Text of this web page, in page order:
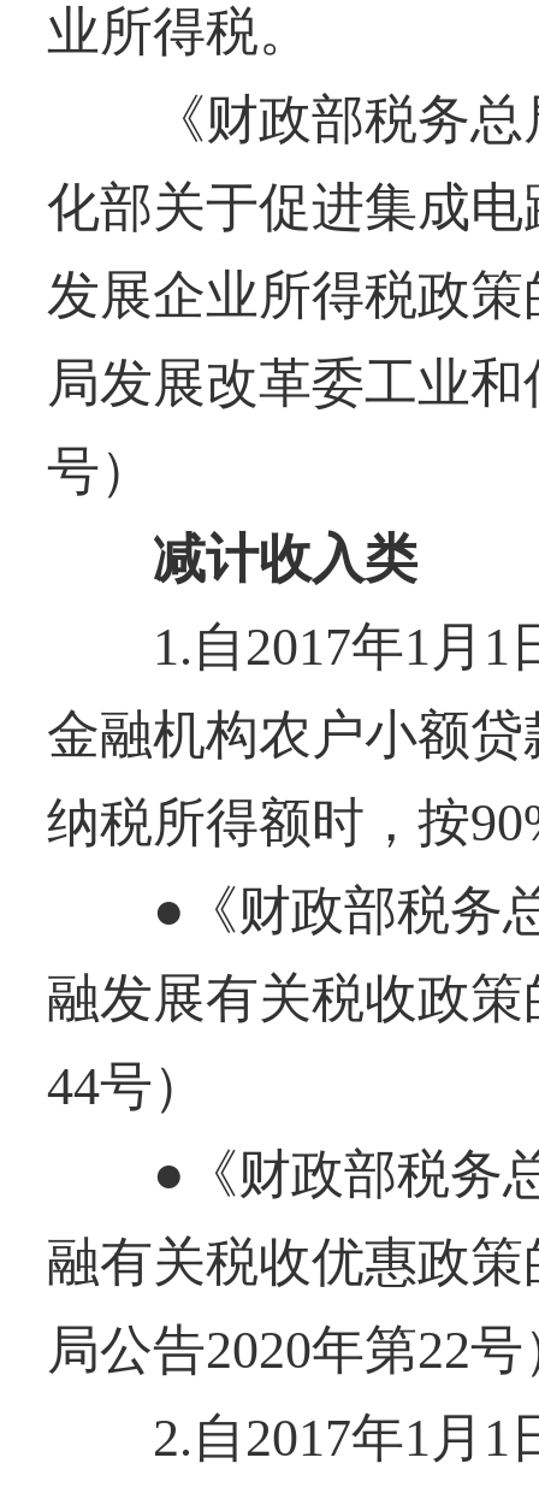
业所得税。
《财政部税务总
化部关于促进集成
发展企业所得税政
局发展改革委工业
号）
减计收入类
1.自2017年1月1
金融机构农户小额
纳税所得额时，按
●《财政部税务总
融发展有关税收政
44号）
●《财政部税务总
融有关税收优惠政
局公告2020年第22号
2.自2017年1月1